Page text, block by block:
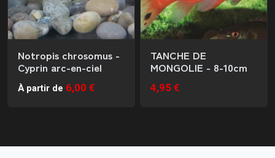
Notropis chrosomus -
Cyprin arc-en-ciel
À partir de 6,00 €
TANCHE DE
MONGOLIE - 8-10cm
4,95 €